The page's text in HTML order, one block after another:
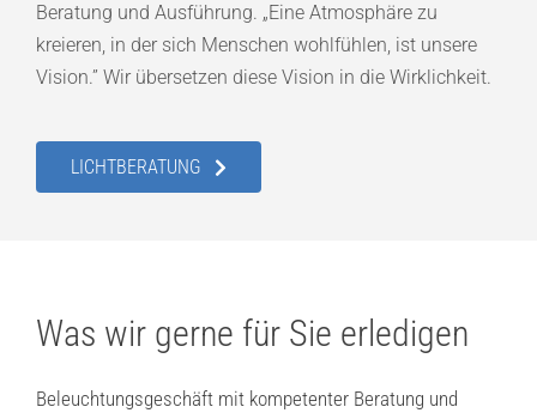
Beratung und Ausführung. „Eine Atmosphäre zu
kreieren, in der sich Menschen wohlfühlen, ist unsere
Vision.” Wir übersetzen diese Vision in die Wirklichkeit.
LICHTBERATUNG
Was wir gerne für Sie erledigen
Beleuchtungsgeschäft mit kompetenter Beratung und